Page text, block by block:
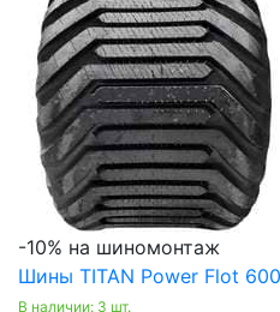
-10% на шиномонтаж
Шины TITAN Power Flot
В наличии: 3 шт.